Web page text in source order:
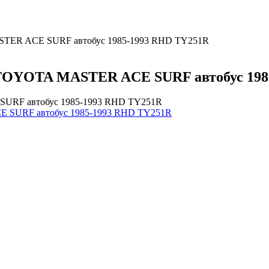
ACE SURF автобус 1985-1993 RHD TY251R
MASTER ACE SURF автобус
автобус 1985-1993 RHD TY251R